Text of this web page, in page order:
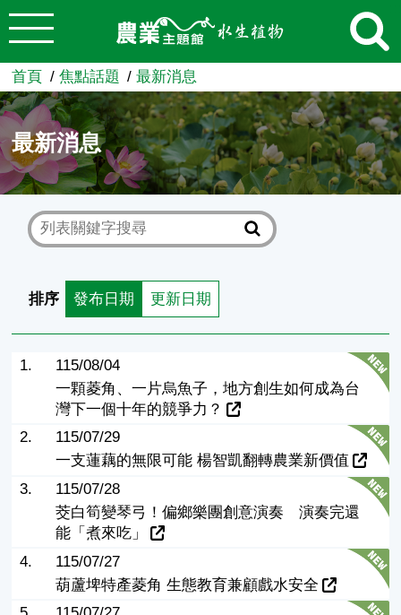
跳到主要內容
農業知識入口網
首頁 焦點話題 最新消息
最新消息
排序 發布日期 更新日期
1.
115/08/04
一顆菱角、一片烏魚子，地方創生如何成為台
灣下一個十年的競爭力？
2.
115/07/29
一支蓮藕的無限可能 楊智凱翻轉農業新價值
3.
115/07/28
茭白筍變琴弓！偏鄉樂團創意演奏 演奏完還
能「煮來吃」
4.
115/07/27
葫蘆埤特產菱角 生態教育兼顧戲水安全